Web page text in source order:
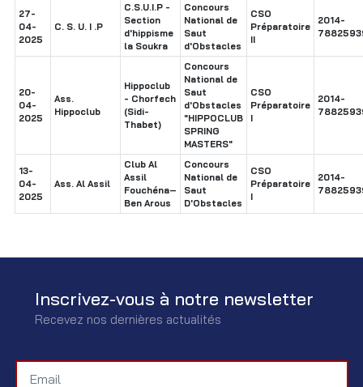
27-
04-
2025
C. S. U. I .P
C.S.U.I.P -
Section
d'hippisme
la Soukra
Concours
National de
Saut
d'Obstacles
CSO
Préparatoire
II
2014-
20-
04-
2025
Ass.
Hippoclub
Hippoclub
- Chorfech
(Sidi-
Thabet)
Concours
National de
Saut
d'Obstacles
"HIPPOCLUB
SPRING
MASTERS"
CSO
Préparatoire
I
2014-
13-
04-
2025
Ass. Al Assil
Club Al
Assil
Fouchéna–
Ben Arous
Concours
National de
Saut
D'Obstacles
CSO
Préparatoire
I
2014-
Inscrivez-vous à notre newsletter
Recevez nos dernières actualités